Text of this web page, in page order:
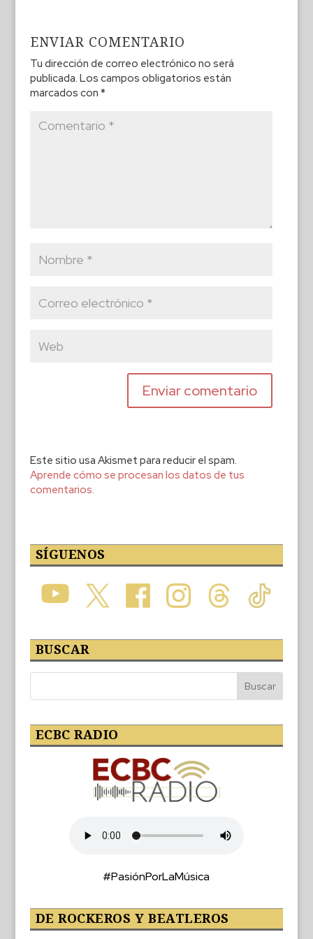
ENVIAR COMENTARIO
Tu dirección de correo electrónico no será
publicada. Los campos obligatorios están
marcados con *
Este sitio usa Akismet para reducir el spam.
Aprende cómo se procesan los datos de tus
comentarios.
SÍGUENOS
BUSCAR
ECBC RADIO
#PasiónPorLaMúsica
DE ROCKEROS Y BEATLEROS